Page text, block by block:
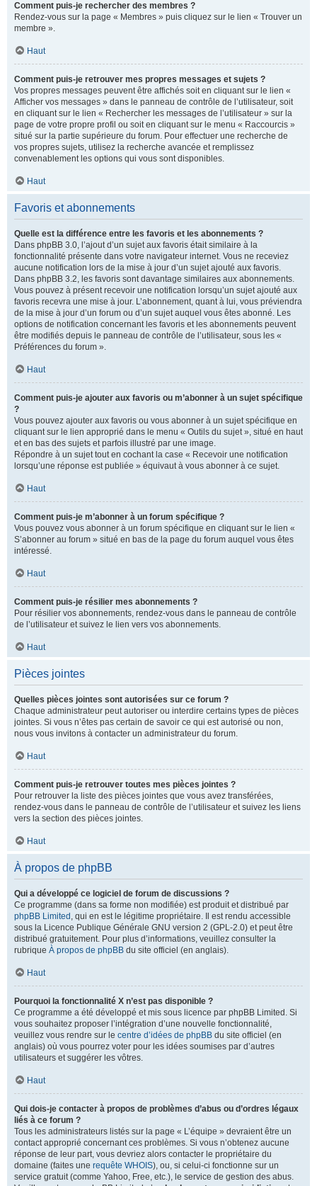
Comment puis-je rechercher des membres ?
Rendez-vous sur la page « Membres » puis cliquez sur le lien « Trouver un
membre ».
Haut
Comment puis-je retrouver mes propres messages et sujets ?
Vos propres messages peuvent être affichés soit en cliquant sur le lien «
Afficher vos messages » dans le panneau de contrôle de l’utilisateur, soit
en cliquant sur le lien « Rechercher les messages de l’utilisateur » sur la
page de votre propre profil ou soit en cliquant sur le menu « Raccourcis »
situé sur la partie supérieure du forum. Pour effectuer une recherche de
vos propres sujets, utilisez la recherche avancée et remplissez
convenablement les options qui vous sont disponibles.
Haut
Favoris et abonnements
Quelle est la différence entre les favoris et les abonnements ?
Dans phpBB 3.0, l’ajout d’un sujet aux favoris était similaire à la
fonctionnalité présente dans votre navigateur internet. Vous ne receviez
aucune notification lors de la mise à jour d’un sujet ajouté aux favoris.
Dans phpBB 3.2, les favoris sont davantage similaires aux abonnements.
Vous pouvez à présent recevoir une notification lorsqu’un sujet ajouté aux
favoris recevra une mise à jour. L’abonnement, quant à lui, vous préviendra
de la mise à jour d’un forum ou d’un sujet auquel vous êtes abonné. Les
options de notification concernant les favoris et les abonnements peuvent
être modifiés depuis le panneau de contrôle de l’utilisateur, sous les «
Préférences du forum ».
Haut
Comment puis-je ajouter aux favoris ou m’abonner à un sujet spécifique
?
Vous pouvez ajouter aux favoris ou vous abonner à un sujet spécifique en
cliquant sur le lien approprié dans le menu « Outils du sujet », situé en haut
et en bas des sujets et parfois illustré par une image.
Répondre à un sujet tout en cochant la case « Recevoir une notification
lorsqu’une réponse est publiée » équivaut à vous abonner à ce sujet.
Haut
Comment puis-je m’abonner à un forum spécifique ?
Vous pouvez vous abonner à un forum spécifique en cliquant sur le lien «
S’abonner au forum » situé en bas de la page du forum auquel vous êtes
intéressé.
Haut
Comment puis-je résilier mes abonnements ?
Pour résilier vos abonnements, rendez-vous dans le panneau de contrôle
de l’utilisateur et suivez le lien vers vos abonnements.
Haut
Pièces jointes
Quelles pièces jointes sont autorisées sur ce forum ?
Chaque administrateur peut autoriser ou interdire certains types de pièces
jointes. Si vous n’êtes pas certain de savoir ce qui est autorisé ou non,
nous vous invitons à contacter un administrateur du forum.
Haut
Comment puis-je retrouver toutes mes pièces jointes ?
Pour retrouver la liste des pièces jointes que vous avez transférées,
rendez-vous dans le panneau de contrôle de l’utilisateur et suivez les liens
vers la section des pièces jointes.
Haut
À propos de phpBB
Qui a développé ce logiciel de forum de discussions ?
Ce programme (dans sa forme non modifiée) est produit et distribué par
phpBB Limited , qui en est le légitime propriétaire. Il est rendu accessible
sous la Licence Publique Générale GNU version 2 (GPL-2.0) et peut être
distribué gratuitement. Pour plus d’informations, veuillez consulter la
rubrique À propos de phpBB du site officiel (en anglais).
Haut
Pourquoi la fonctionnalité X n’est pas disponible ?
Ce programme a été développé et mis sous licence par phpBB Limited. Si
vous souhaitez proposer l’intégration d’une nouvelle fonctionnalité,
veuillez vous rendre sur le centre d’idées de phpBB du site officiel (en
anglais) où vous pourrez voter pour les idées soumises par d’autres
utilisateurs et suggérer les vôtres.
Haut
Qui dois-je contacter à propos de problèmes d’abus ou d’ordres légaux
liés à ce forum ?
Tous les administrateurs listés sur la page « L’équipe » devraient être un
contact approprié concernant ces problèmes. Si vous n’obtenez aucune
réponse de leur part, vous devriez alors contacter le propriétaire du
domaine (faites une requête WHOIS), ou, si celui-ci fonctionne sur un
service gratuit (comme Yahoo, Free, etc.), le service de gestion des abus.